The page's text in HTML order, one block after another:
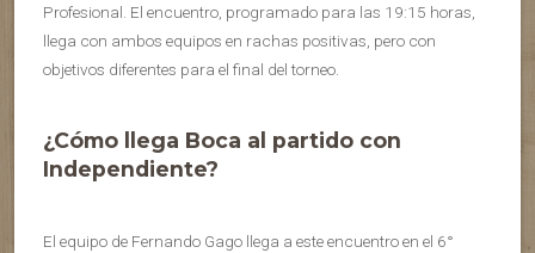
Profesional. El encuentro, programado para las 19:15 horas,
llega con ambos equipos en rachas positivas, pero con
objetivos diferentes para el final del torneo.
¿Cómo llega Boca al partido con
Independiente?
El equipo de Fernando Gago llega a este encuentro en el 6°